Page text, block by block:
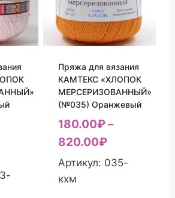
Пряжа для вязания
КАМТЕКС «ХЛОПОК
МЕРСЕРИЗОВАННЫЙ»
(№035) Оранжевый
180.00₽–
820.00₽
Артикул: 035-
кхм